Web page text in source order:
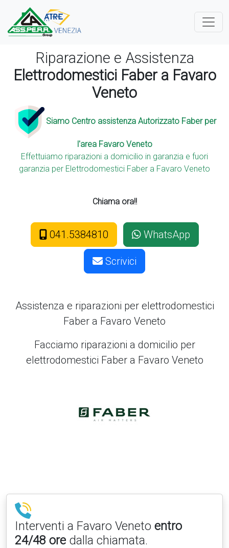
Riparazione e Assistenza
Elettrodomestici Faber a Favaro
Veneto
Siamo Centro assistenza Autorizzato Faber per
l'area Favaro Veneto
Effettuiamo riparazioni a domicilio in garanzia e fuori
garanzia per Elettrodomestici Faber a Favaro Veneto
Chiama ora!!
041.5384810 WhatsApp
Scrivici
Assistenza e riparazioni per elettrodomestici
Faber a Favaro Veneto
Facciamo riparazioni a domicilio per
elettrodomestici Faber a Favaro Veneto
Interventi a Favaro Veneto entro
24/48 ore dalla chiamata.